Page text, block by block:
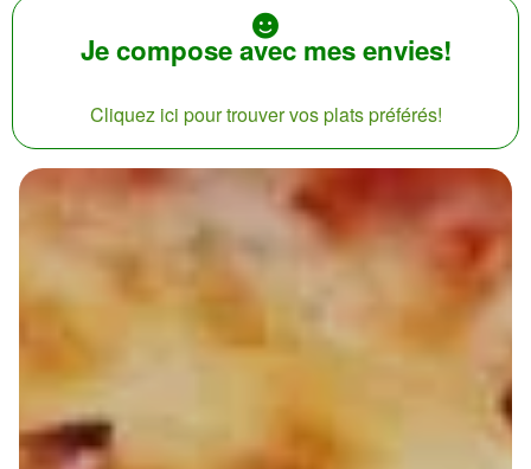
Je compose avec mes envies!
Cliquez ici pour trouver vos plats préférés!